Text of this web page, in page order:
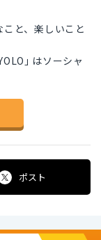
と、楽しいこと
｣ はソーシャ
ポスト